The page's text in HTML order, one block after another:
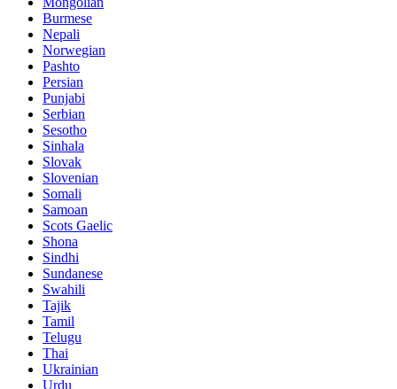
Burmese
Nepali
Norwegian
Pashto
Persian
Punjabi
Serbian
Sesotho
Sinhala
Slovak
Slovenian
Somali
Samoan
Scots Gaelic
Shona
Sindhi
Sundanese
Swahili
Tajik
Tamil
Telugu
Thai
Ukrainian
Urdu